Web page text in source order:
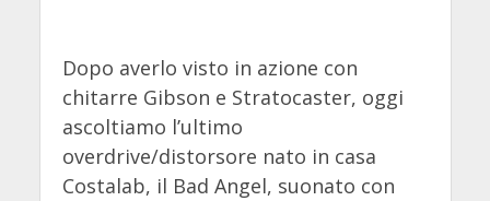
Dopo averlo visto in azione con
chitarre Gibson e Stratocaster, oggi
ascoltiamo l’ultimo
overdrive/distorsore nato in casa
Costalab, il Bad Angel, suonato con